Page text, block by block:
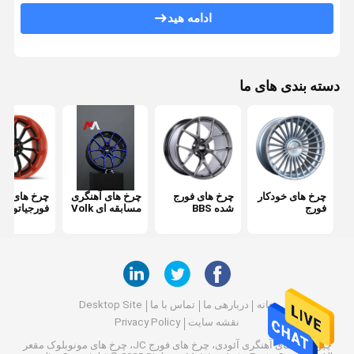
چرخ های فورج لکسانی
چرخ های فرفورژه فراری
چرخ های فورج مونوبلوک
2 تکه چرخ فورج
ادامه هید
دسته بندی های ما
چرخ های خودکار
فورج
چرخ های فورج
شده BBS
چرخ های آهنگری
مسابقه ای Volk
چرخ های
فورجیاتو
خانه دربارهی ما تماس با ما
Desktop Site
نقشه سایت
Privacy Policy
چین چرخ های آهنگری آئودی، چرخ های فورج JC، چرخ های مونوبلوک مقعر